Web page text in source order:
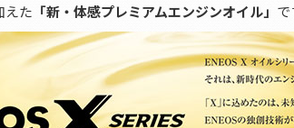
えた 「新・体感プレミアムエンジンオイル」 で